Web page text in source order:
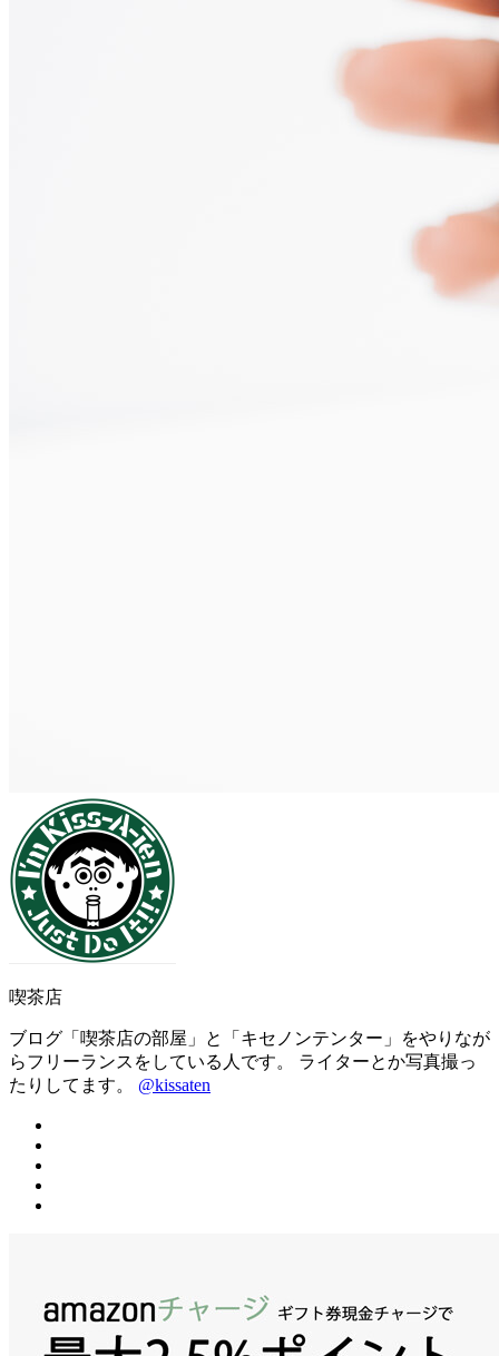
喫茶店
ブログ「喫茶店の部屋」と「キセノンテンター」をやりなが
らフリーランスをしている人です。 ライターとか写真撮っ
たりしてます。 @kissaten